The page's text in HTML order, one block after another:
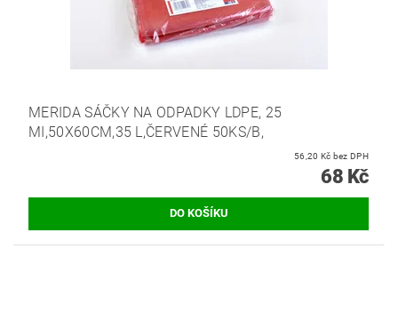
MERIDA SÁČKY NA ODPADKY LDPE, 25
MI,50X60CM,35 L,ČERVENÉ 50KS/B,
56,20 Kč bez DPH
68 Kč